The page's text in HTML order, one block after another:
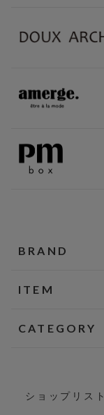
BRAND
ITEM
CATEGORY
ショップリスト